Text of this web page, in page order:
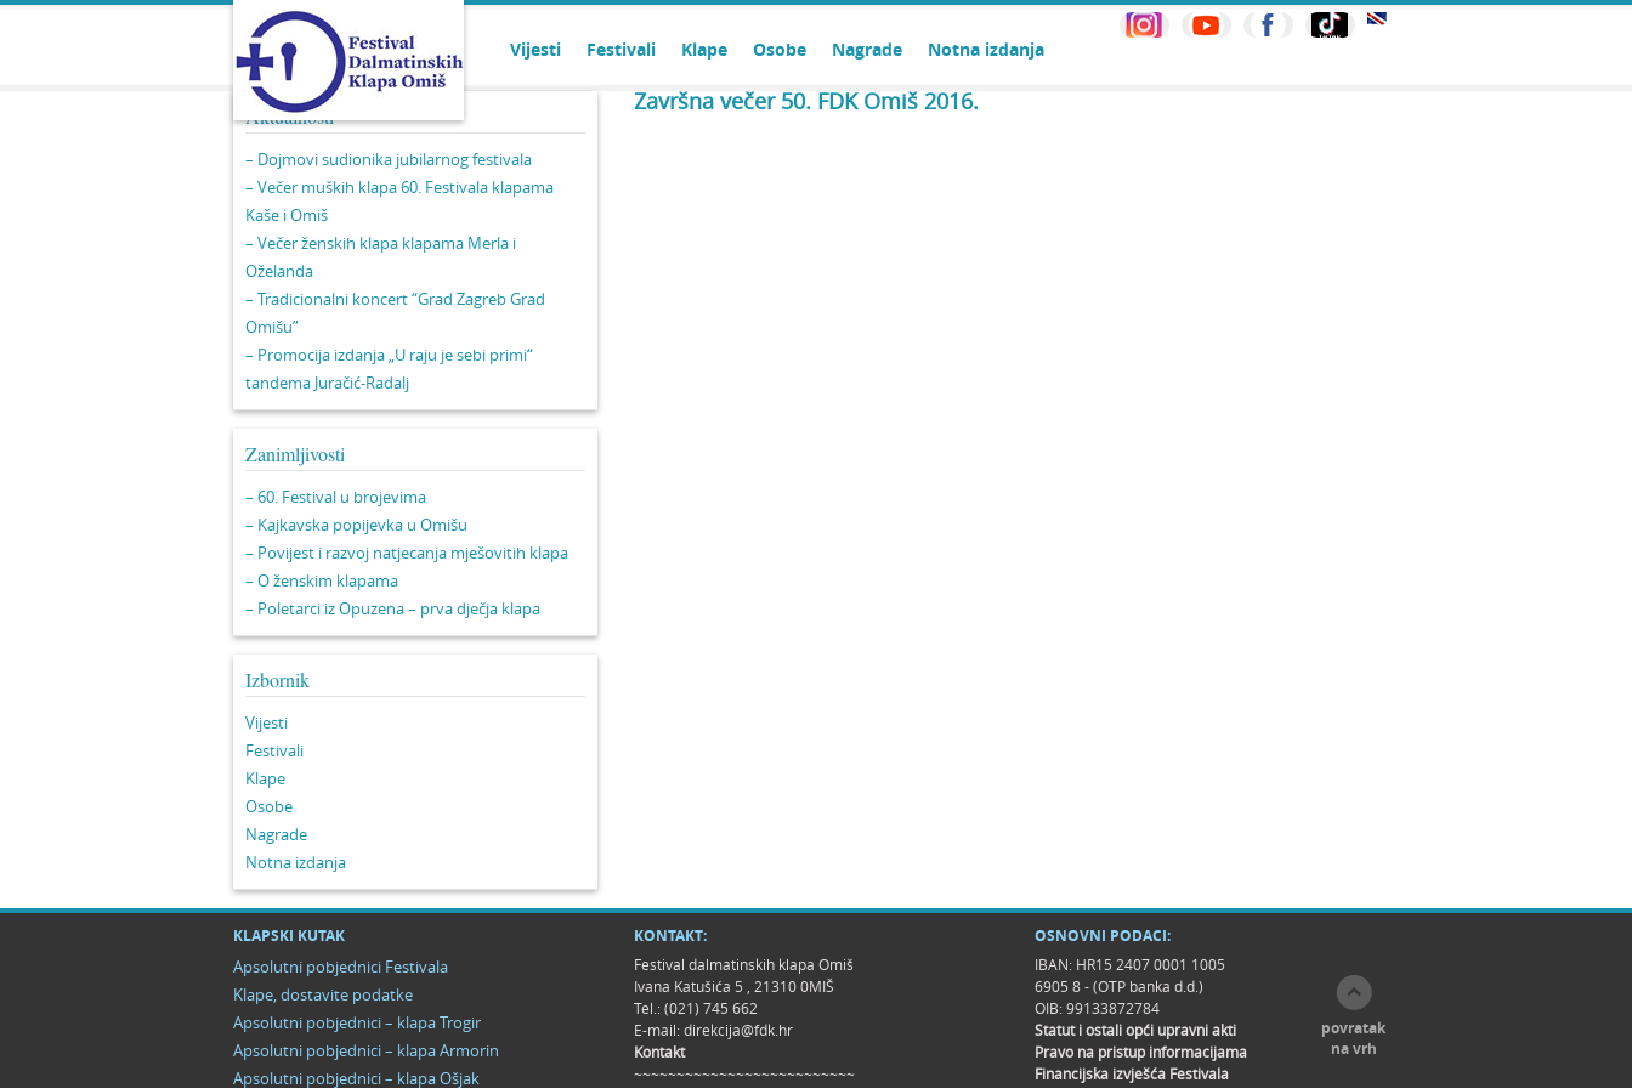
Vijesti Festivali Klape Osobe Nagrade Notna izdanja
Aktualnosti
– Dojmovi sudionika jubilarnog festivala
– Večer muških klapa 60. Festivala klapama
Kaše i Omiš
– Večer ženskih klapa klapama Merla i
Oželanda
– Tradicionalni koncert “Grad Zagreb Grad
Omišu”
– Promocija izdanja „U raju je sebi primi“
tandema Juračić-Radalj
Zanimljivosti
– 60. Festival u brojevima
– Kajkavska popijevka u Omišu
– Povijest i razvoj natjecanja mješovitih klapa
– O ženskim klapama
– Poletarci iz Opuzena – prva dječja klapa
Izbornik
Vijesti
Festivali
Klape
Osobe
Nagrade
Notna izdanja
Završna večer 50. FDK Omiš 2016.
KLAPSKI KUTAK
Apsolutni pobjednici Festivala
Klape, dostavite podatke
Apsolutni pobjednici – klapa Trogir
Apsolutni pobjednici – klapa Armorin
Apsolutni pobjednici – klapa Ošjak
KONTAKT:
Festival dalmatinskih klapa Omiš
Ivana Katušića 5 , 21310 0MIŠ
Tel.: (021) 745 662
E-mail:direkcija@fdk.hr
Kontakt
~~~~~~~~~~~~~~~~~~~~~~~~~~
OSNOVNI PODACI:
IBAN: HR15 2407 0001 1005
6905 8 - (OTP banka d.d.)
OIB: 99133872784
Statut i ostali opći upravni akti
Pravo na pristup informacijama
Financijska izvješća Festivala
povratak
na vrh